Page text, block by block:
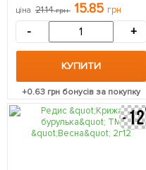
ціна 21.14грн 15.85 грн
- +
КУПИТИ
+0.63 грн бонусів за покупку